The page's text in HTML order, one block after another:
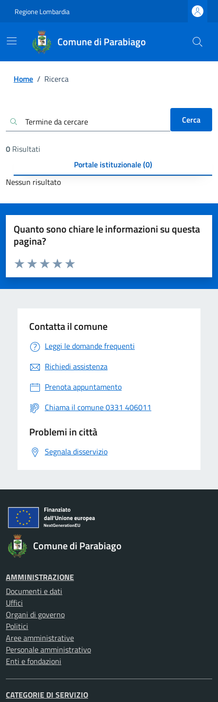
Regione Lombardia
Comune di Parabiago
Home / Ricerca
Cerca
0 Risultati
Portale istituzionale (0)
Nessun risultato
Quanto sono chiare le informazioni su questa
pagina?
Valuta da 1 a 5 stelle la pagina
Valuta 5 stelle su 5
Valuta 4 stelle su 5
Valuta 3 stelle su 5
Valuta 2 stelle su 5
Valuta 1 stelle su 5
Contatta il comune
Leggi le domande frequenti
Richiedi assistenza
Prenota appuntamento
Chiama il comune 0331 406011
Problemi in città
Segnala disservizio
Comune di Parabiago
AMMINISTRAZIONE
Documenti e dati
Uffici
Organi di governo
Politici
Aree amministrative
Personale amministrativo
Enti e fondazioni
CATEGORIE DI SERVIZIO